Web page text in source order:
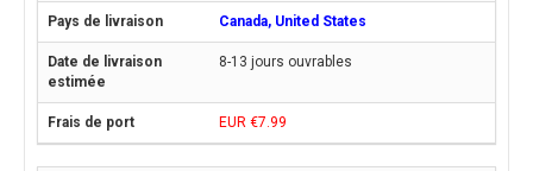
Canada, United States
8-13 jours ouvrables
EUR €7.99